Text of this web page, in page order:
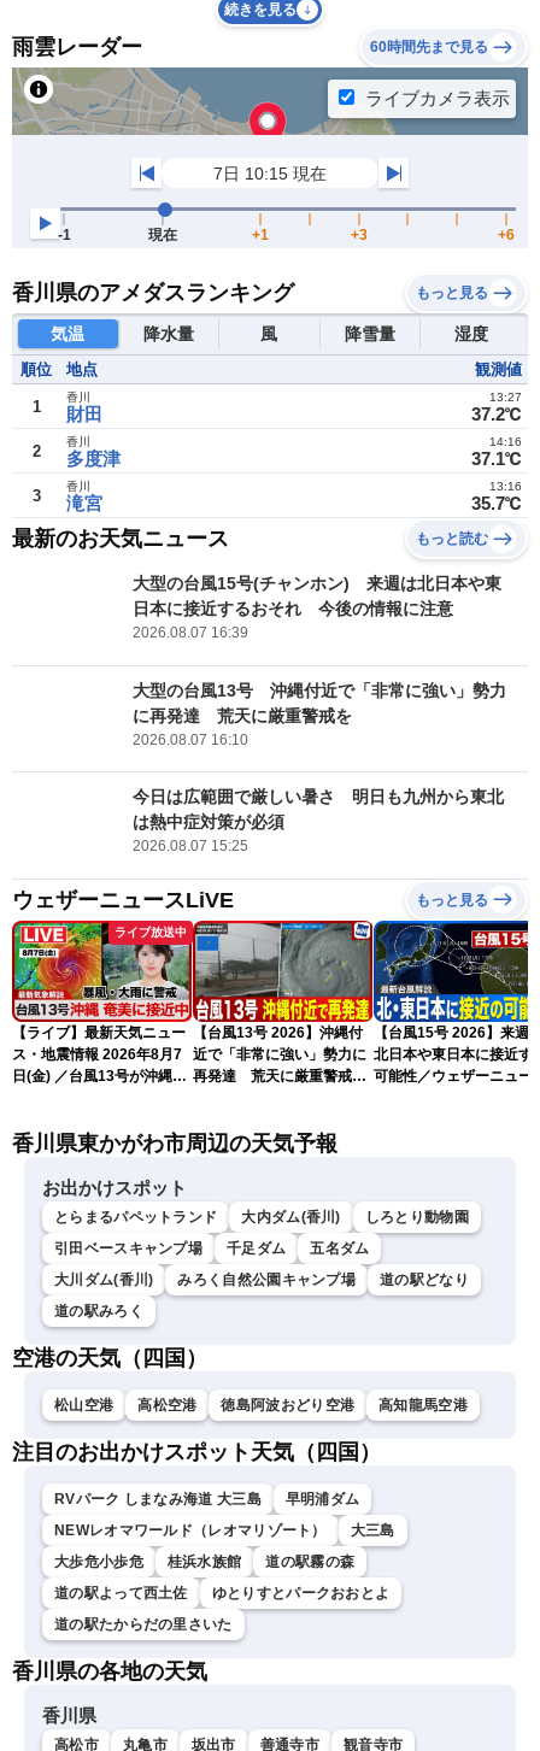
続きを見る
雨雲レーダー 60時間先まで見る
香川県のアメダスランキング もっと見る
気温 降水量 風 降雪量 湿度
順位 地点 観測値
1 財田
香川
37.2℃
13:27
2 多度津
香川
37.1℃
14:16
3 滝宮
香川
35.7℃
13:16
最新のお天気ニュース もっと読む
大型の台風15号(チャンホン) 来週は北日本や東
日本に接近するおそれ 今後の情報に注意
2026.08.07 16:39
大型の台風13号 沖縄付近で「非常に強い」勢力
に再発達 荒天に厳重警戒を
2026.08.07 16:10
今日は広範囲で厳しい暑さ 明日も九州から東北
は熱中症対策が必須
2026.08.07 15:25
ウェザーニュースLiVE もっと見る
ライブ放送中
【ライブ】最新天気ニュー
ス・地震情報 2026年8月7
日(金) ／台風13号が沖縄・
ュースLiVEイブニング・小
【台風13号 2026】沖縄付
近で「非常に強い」勢力に
再発達 荒天に厳重警戒を
【台風15号 2026】来週
北日本や東日本に接近す
可能性／ウェザーニュー
香川県東かがわ市周辺の天気予報
お出かけスポット
とらまるパペットランド 大内ダム(香川)
しろとり動物園
引田ベースキャンプ場
千足ダム
五名ダム
大川ダム(香川)
みろく自然公園キャンプ場
道の駅どなり
道の駅みろく
空港の天気（四国）
松山空港 高松空港 徳島阿波おどり空港 高知龍馬空港
注目のお出かけスポット天気（四国）
RVパーク しまなみ海道 大三島
早明浦ダム
NEWレオマワールド（レオマリゾート）
大三島
大歩危小歩危
桂浜水族館
道の駅霧の森
道の駅よって西土佐
ゆとりすとパークおおとよ
道の駅たからだの里さいた
香川県の各地の天気
香川県
高松市 丸亀市 坂出市 善通寺市 観音寺市